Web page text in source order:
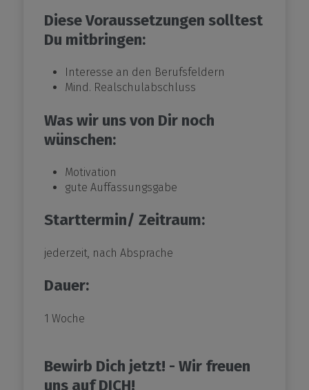
Diese Voraussetzungen solltest
Du mitbringen:
Interesse an den Berufsfeldern
Mind. Realschulabschluss
Was wir uns von Dir noch
wünschen:
Motivation
gute Auffassungsgabe
Starttermin/ Zeitraum:
jederzeit, nach Absprache
Dauer:
1 Woche
Bewirb Dich jetzt! - Wir freuen
uns auf DICH!